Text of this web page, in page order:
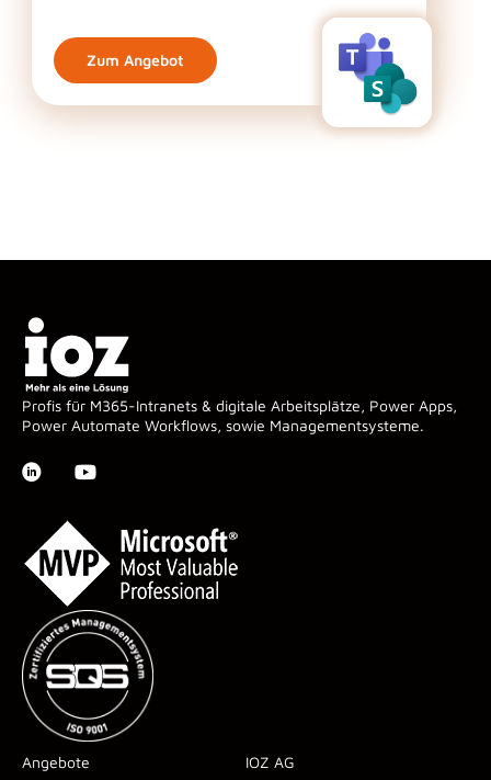
Zum Angebot
Profis für M365-Intranets & digitale Arbeitsplätze, Power Apps,
Power Automate Workflows, sowie Managementsysteme.
Angebote IOZ AG